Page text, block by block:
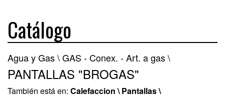
Catálogo
Agua y Gas \GAS - Conex. - Art. a gas \
PANTALLAS "BROGAS"
También está en: Calefaccion \ Pantallas \